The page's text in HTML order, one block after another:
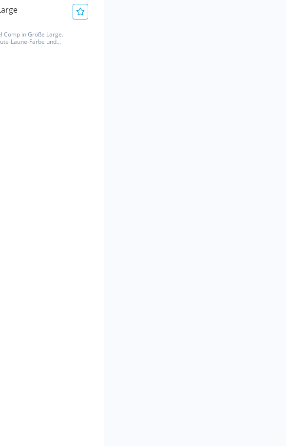
Comp in Größe Large.
Laune-Farbe und